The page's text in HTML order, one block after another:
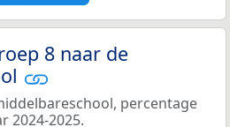
8 naar de
percentage
2024-2025.